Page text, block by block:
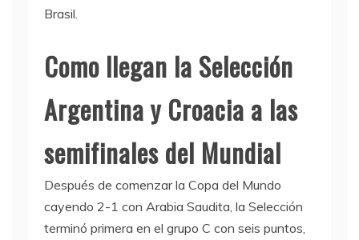
Brasil.
Como llegan la Selección
Argentina y Croacia a las
semifinales del Mundial
Después de comenzar la Copa del Mundo
cayendo 2-1 con Arabia Saudita, la Selección
terminó primera en el grupo C con seis puntos,